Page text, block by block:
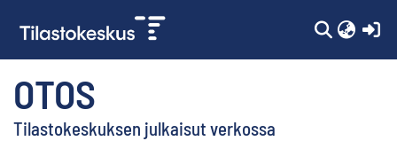
OTOS
Tilastokeskuksen julkaisut verkossa